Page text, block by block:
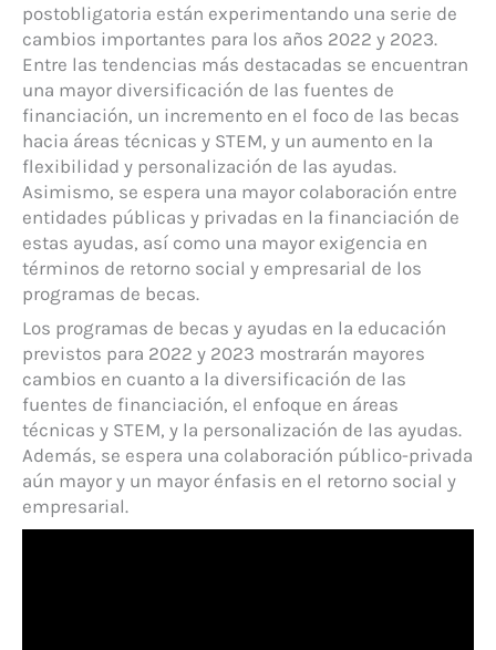
postobligatoria están experimentando una serie de
cambios importantes para los años 2022 y 2023.
Entre las tendencias más destacadas se encuentran
una mayor diversificación de las fuentes de
financiación, un incremento en el foco de las becas
hacia áreas técnicas y STEM, y un aumento en la
flexibilidad y personalización de las ayudas.
Asimismo, se espera una mayor colaboración entre
entidades públicas y privadas en la financiación de
estas ayudas, así como una mayor exigencia en
términos de retorno social y empresarial de los
programas de becas.
Los programas de becas y ayudas en la educación
previstos para 2022 y 2023 mostrarán mayores
cambios en cuanto a la diversificación de las
fuentes de financiación, el enfoque en áreas
técnicas y STEM, y la personalización de las ayudas.
Además, se espera una colaboración público-privada
aún mayor y un mayor énfasis en el retorno social y
empresarial.